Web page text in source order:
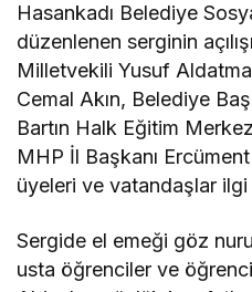
Hasankadı Belediye
düzenlenen serginin
Milletvekili Yusuf
Cemal Akın, Belediye
Bartın Halk Eğitim
MHP İl Başkanı
üyeleri ve vatandaşlar
Sergide el emeği göz
usta öğrenciler ve